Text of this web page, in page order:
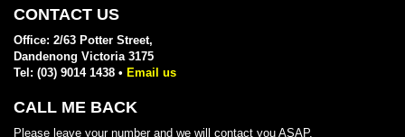
CONTACT US
Office: 2/63 Potter Street,
Dandenong Victoria 3175
Tel: (03) 9014 1438 • Email us
CALL ME BACK
Please leave your number and we will contact you ASAP.